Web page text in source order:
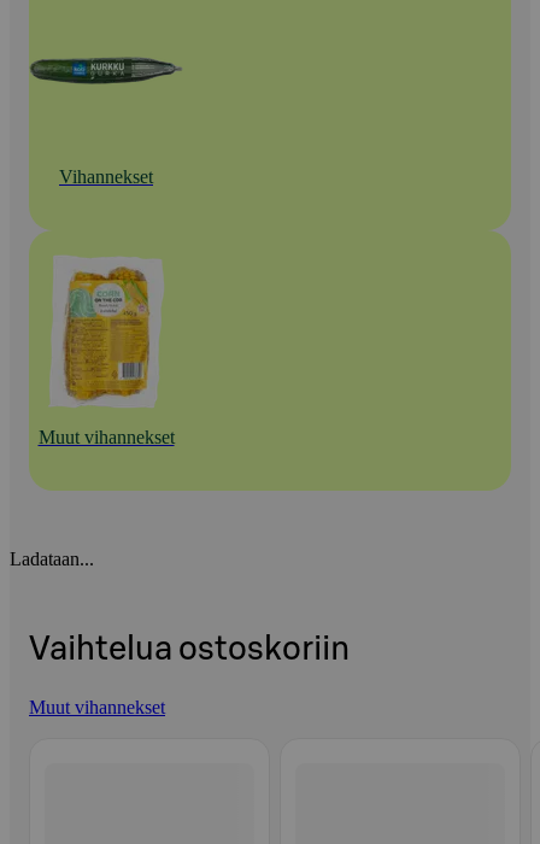
Vihannekset
Muut vihannekset
Ladataan...
Vaihtelua ostoskoriin
Muut vihannekset